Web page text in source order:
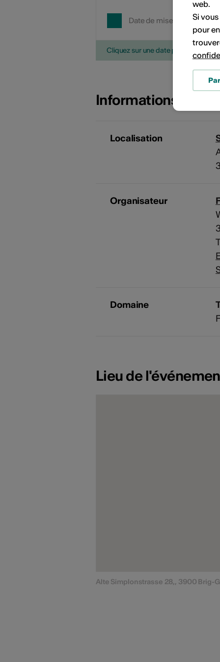
Date de mise en œuvre
Cliquez sur une date pour ajouter
Informations sur
Localisation
Organisateur
Domaine
Lieu de
Alte Simplonstrasse 28,, 3900 Brig-
web.
Si
pour